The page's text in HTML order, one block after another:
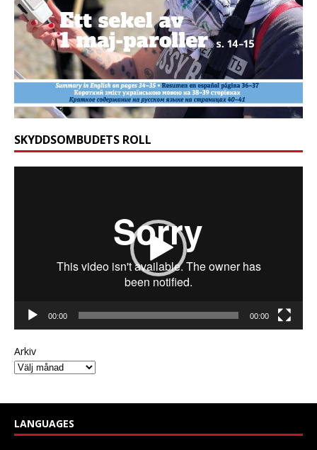
SKYDDSOMBUDETS ROLL
00:00 00:00
Arkiv
LANGUAGES